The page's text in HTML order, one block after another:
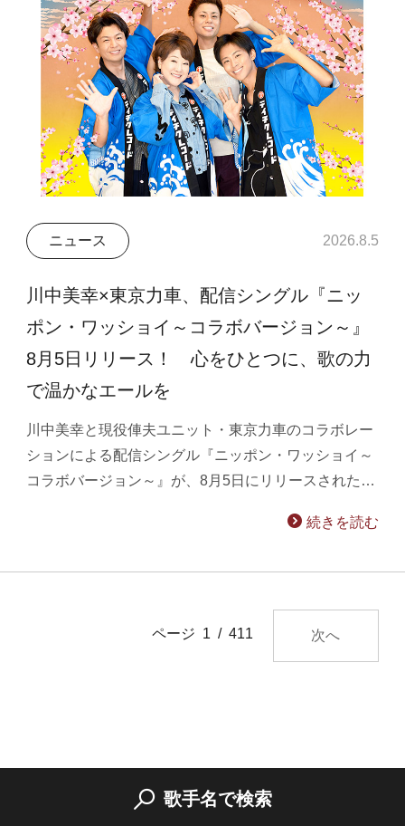
ニュース 2026.8.5
川中美幸×東京力車、配信シングル『ニッ
ポン・ワッショイ～コラボバージョン～』
8月5日リリース！ 心をひとつに、歌の力
で温かなエールを
川中美幸と現役俥夫ユニット・東京力車のコラボレー
ションによる配信シングル『ニッポン・ワッショイ～
コラボバージョン～』が、8月5日にリリースされた…
続きを読む
ページ 1 / 411 次へ
歌手名で検索